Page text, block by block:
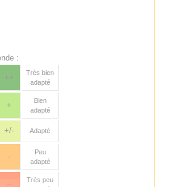
:
++
Très bien
adapté
+
Bien
adapté
+/- Adapté
-
Peu
adapté
--
Très peu